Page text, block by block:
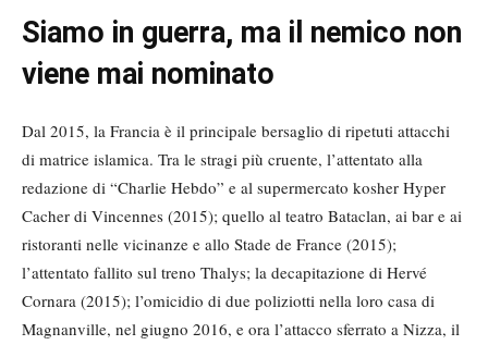
Siamo in guerra, ma il nemico non
viene mai nominato
Dal 2015, la Francia è il principale bersaglio di ripetuti attacchi
di matrice islamica. Tra le stragi più cruente, l’attentato alla
redazione di “Charlie Hebdo” e al supermercato kosher Hyper
Cacher di Vincennes (2015); quello al teatro Bataclan, ai bar e ai
ristoranti nelle vicinanze e allo Stade de France (2015);
l’attentato fallito sul treno Thalys; la decapitazione di Hervé
Cornara (2015); l’omicidio di due poliziotti nella loro casa di
Magnanville, nel giugno 2016, e ora l’attacco sferrato a Nizza, il